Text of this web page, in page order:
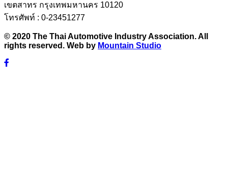
เขตสาทร กรุงเทพมหานคร 10120
โทรศัพท์ : 0-23451277
© 2020 The Thai Automotive Industry Association. All
rights reserved. Web by Mountain Studio